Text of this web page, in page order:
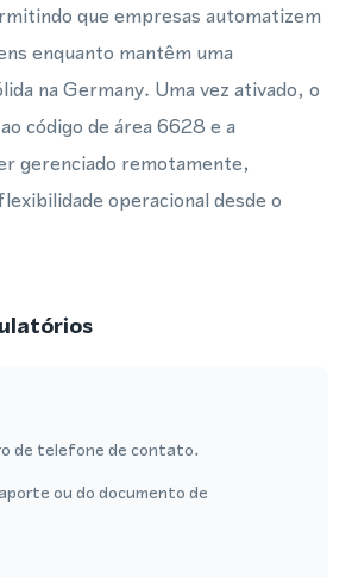
que empresas automatizem
enquanto mantêm uma
na Germany. Uma vez ativado, o
código de área 6628 e a
gerenciado remotamente,
operacional desde o
de telefone de contato.
ou do documento de